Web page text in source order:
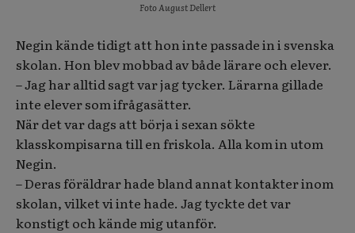
Foto August Dellert
Negin kände tidigt att hon inte passade in i svenska
skolan. Hon blev mobbad av både lärare och elever.
– Jag har alltid sagt var jag tycker. Lärarna gillade
inte elever som ifrågasätter.
När det var dags att börja i sexan sökte
klasskompisarna till en friskola. Alla kom in utom
Negin.
– Deras föräldrar hade bland annat kontakter inom
skolan, vilket vi inte hade. Jag tyckte det var
konstigt och kände mig utanför.